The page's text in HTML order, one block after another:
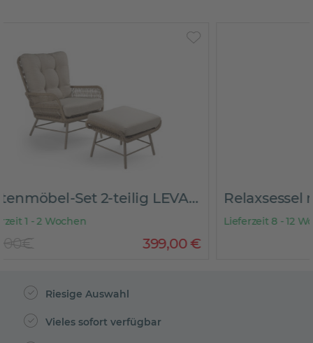
Relaxsessel mit Hocker LANXY
Lieferzeit 8 - 12 Wochen
449
Lieferzeit
Riesige Auswahl
Vieles sofort verfügbar